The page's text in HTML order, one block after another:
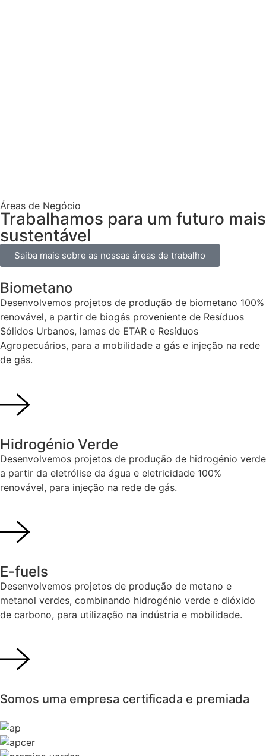
Áreas de Negócio
Trabalhamos para um futuro mais
sustentável
Saiba mais sobre as nossas áreas de trabalho
Biometano
Desenvolvemos projetos de produção de biometano 100%
renovável, a partir de biogás proveniente de Resíduos
Sólidos Urbanos, lamas de ETAR e Resíduos
Agropecuários, para a mobilidade a gás e injeção na rede
de gás.
Hidrogénio Verde
Desenvolvemos projetos de produção de hidrogénio verde
a partir da eletrólise da água e eletricidade 100%
renovável, para injeção na rede de gás.
E-fuels
Desenvolvemos projetos de produção de metano e
metanol verdes, combinando hidrogénio verde e dióxido
de carbono, para utilização na indústria e mobilidade.
Somos uma empresa certificada e premiada